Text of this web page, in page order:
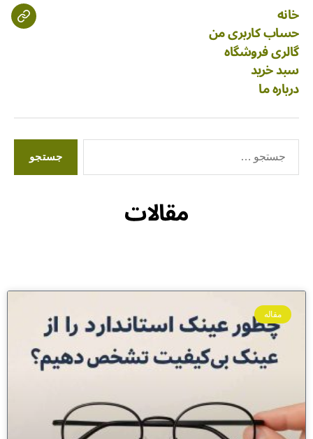
خانه
حساب کاربری من
گالری فروشگاه
سبد خرید
درباره ما
مقالات
مقاله